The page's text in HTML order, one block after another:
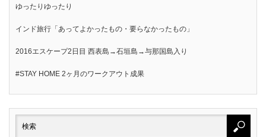
ゆったりゆったり
インド旅行「あってよかったもの・要らなかったもの」
2016エスケープ2日目 西表島→石垣島→与那国島入り
#STAY HOME 2ヶ月のワークアウト成果